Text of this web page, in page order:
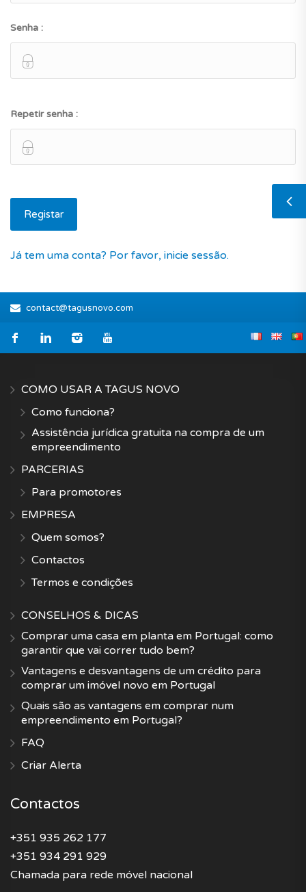
Senha :
Repetir senha :
Já tem uma conta? Por favor, inicie sessão.
contact@tagusnovo.com
COMO USAR A TAGUS NOVO
Como funciona?
Assistência jurídica gratuita na compra de um
empreendimento
PARCERIAS
Para promotores
EMPRESA
Quem somos?
Contactos
Termos e condições
CONSELHOS & DICAS
Comprar uma casa em planta em Portugal: como
garantir que vai correr tudo bem?
Vantagens e desvantagens de um crédito para
comprar um imóvel novo em Portugal
Quais são as vantagens em comprar num
empreendimento em Portugal?
FAQ
Criar Alerta
Contactos
+351 935 262 177
+351 934 291 929
Chamada para rede móvel nacional